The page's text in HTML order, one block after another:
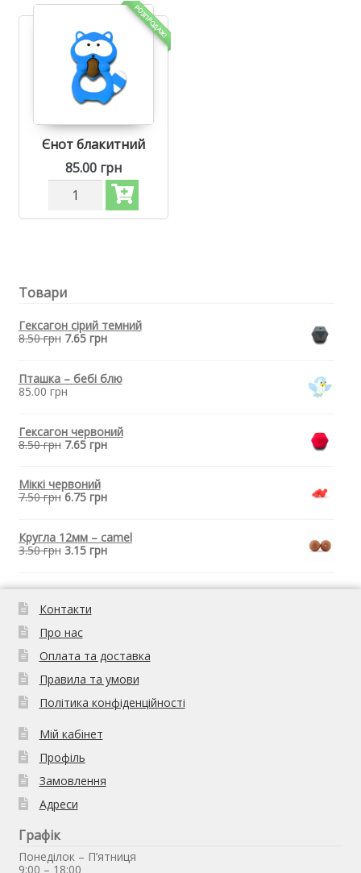
зубів
Лисичка
кільце
М'ятна
кількість
Єнот блакитний
РОЗПРОДАЖ!
85.00грн
Силіконовий
гризунець,
прорізувач
Блакитний
Товари
Гексагон сірий темний
8.50грн 7.65грн
Пташка – бебі блю
85.00 грн
Гексагон червоний
8.50грн 7.65грн
Міккі червоний
7.50грн 6.75грн
Кругла 12мм – camel
3.50грн 3.15грн
Контакти
Про нас
Оплата та доставка
Правила та умови
Політика конфіденційності
Мій кабінет
Профіль
Замовлення
Адреси
Графік
Понеділок – П’ятниця
9:00 – 18:00